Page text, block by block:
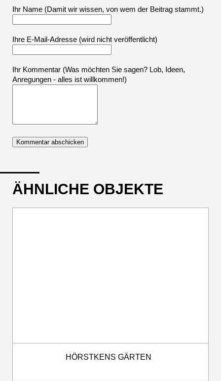
Ihr Name (Damit wir wissen, von wem der Beitrag stammt.)
Ihre E-Mail-Adresse (wird nicht veröffentlicht)
Ihr Kommentar (Was möchten Sie sagen? Lob, Ideen,
Anregungen - alles ist willkommen!)
ÄHNLICHE OBJEKTE
HÖRSTKENS GÄRTEN